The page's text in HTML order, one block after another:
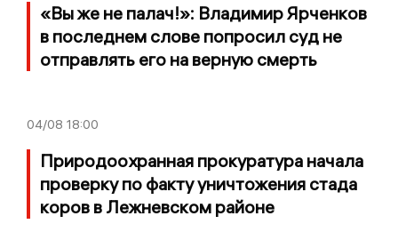
«Вы же не палач!»: Владимир Ярченков
в последнем слове попросил суд не
отправлять его на верную смерть
04/08 18:00
Природоохранная прокуратура начала
проверку по факту уничтожения стада
коров в Лежневском районе